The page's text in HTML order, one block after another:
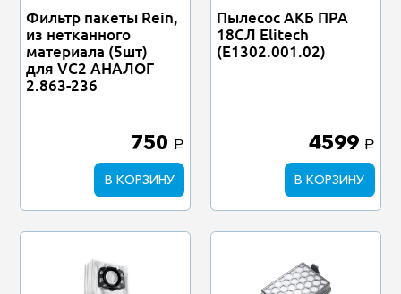
Фильтр пакеты Rein,
из нетканного
материала (5шт)
для VC2 АНАЛОГ
2.863-236
750 a
В КОРЗИНУ
Пылесос АКБ ПРА
18СЛ Elitech
(Е1302.001.02)
4599 a
В КОРЗИНУ